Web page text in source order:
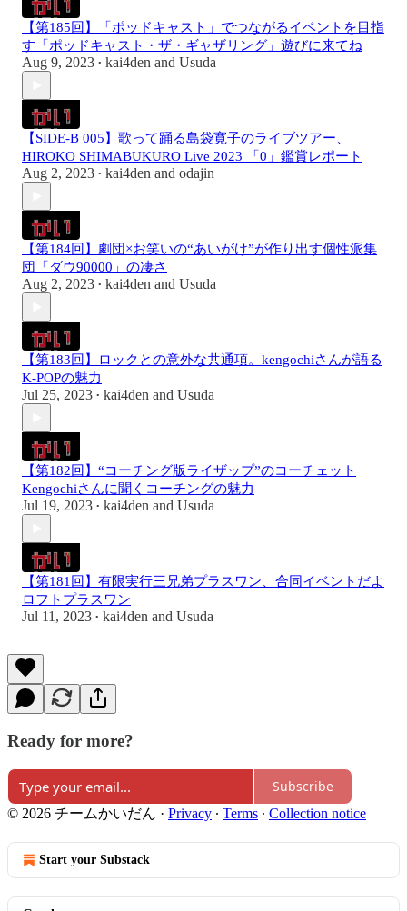
【第185回】「ポッドキャスト」でつながるイベントを目指
す「ポッドキャスト・ザ・ギャザリング」遊びに来てね
Aug 9, 2023 • kai4den and Usuda
【SIDE-B 005】歌って踊る島袋寛子のライブツアー、
HIROKO SHIMABUKURO Live 2023 「0」鑑賞レポート
Aug 2, 2023 • kai4den and odajin
【第184回】劇団×お笑いの“あいがけ”が作り出す個性派集
団「ダウ90000」の凄さ
Aug 2, 2023 • kai4den and Usuda
【第183回】ロックとの意外な共通項。kengochiさんが語る
K-POPの魅力
Jul 25, 2023 • kai4den and Usuda
【第182回】“コーチング版ライザップ”のコーチェット
Kengochiさんに聞くコーチングの魅力
Jul 19, 2023 • kai4den and Usuda
【第181回】有限実行三兄弟プラスワン、合同イベントだよ
ロフトプラスワン
Jul 11, 2023 • kai4den and Usuda
Ready for more?
Subscribe
© 2026 チームかいだん · Privacy ∙ Terms ∙ Collection notice
Start your Substack